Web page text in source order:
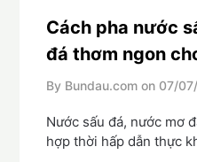
Cách pha nước
đá thơm ngon
By Bundau.com on 07/
Nước sấu đá, nước mơ
hợp thời hấp dẫn thực